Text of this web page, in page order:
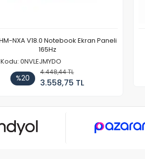
NXA V18.0 Notebook Ekran Paneli
165Hz
0NVLEJMYDO
%20
4.448,44 TL
3.558,75 TL